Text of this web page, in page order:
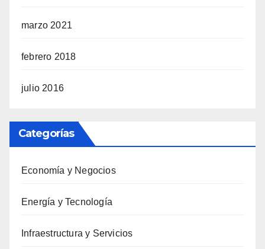
marzo 2021
febrero 2018
julio 2016
Categorías
Economía y Negocios
Energía y Tecnología
Infraestructura y Servicios